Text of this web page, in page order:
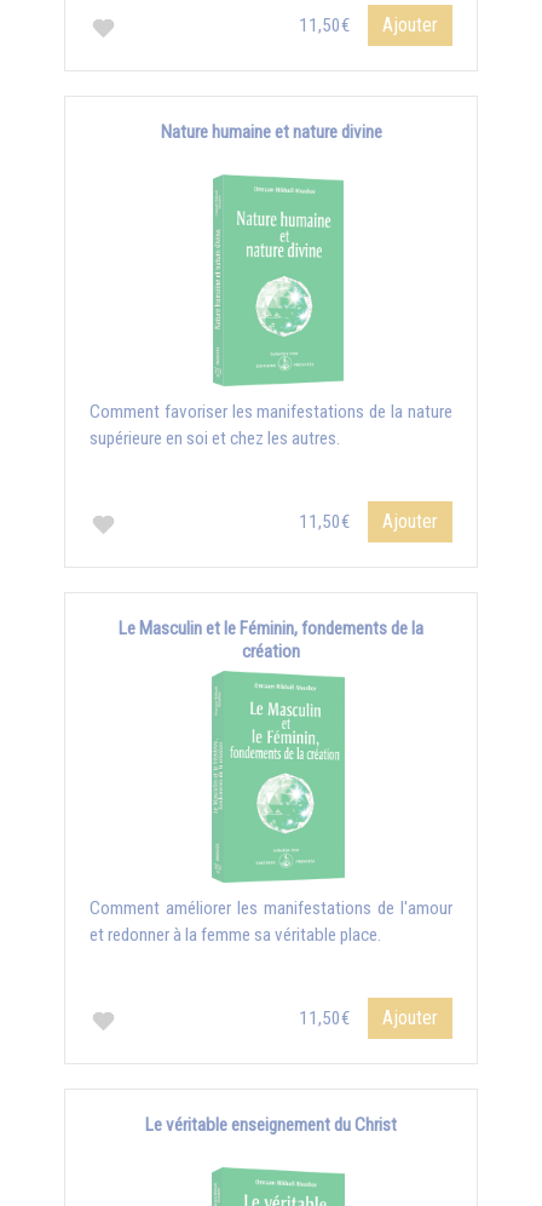
11,50€ Ajouter
Nature humaine et nature divine
Comment favoriser les manifestations de la nature
supérieure en soi et chez les autres.
11,50€ Ajouter
Le Masculin et le Féminin, fondements de la
création
Comment améliorer les manifestations de l'amour
et redonner à la femme sa véritable place.
11,50€ Ajouter
Le véritable enseignement du Christ